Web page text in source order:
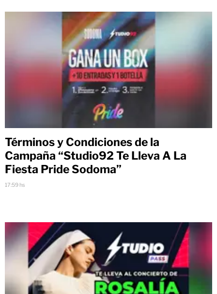
Términos y Condiciones de la
Campaña “Studio92 Te Lleva A La
Fiesta Pride Sodoma”
17:59 hs